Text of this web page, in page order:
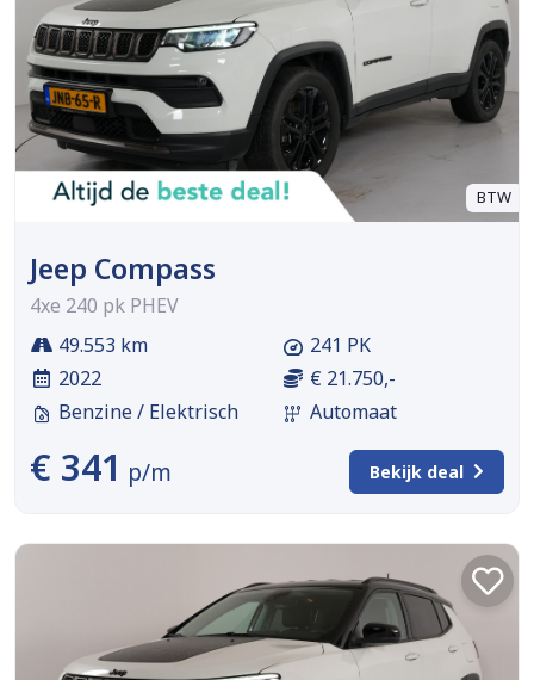
BTW
Jeep Compass
4xe 240 pk PHEV
49.553 km
2022
Benzine / Elektrisch
241 PK
€ 21.750,-
Automaat
€ 341 p/m Bekijk deal